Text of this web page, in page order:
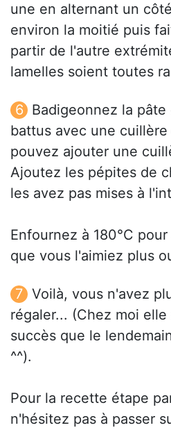
une en alternant un
environ la moitié puis
partir de l'autre
lamelles soient toutes
Badigeonnez la
battus avec une
pouvez ajouter une
Ajoutez les pépites de
les avez pas mises à
Enfournez à 180°C
que vous l'aimiez plus
Voilà, vous n'avez
régaler... (Chez moi
succès que le
^^).
Pour la recette étape
n'hésitez pas à passer